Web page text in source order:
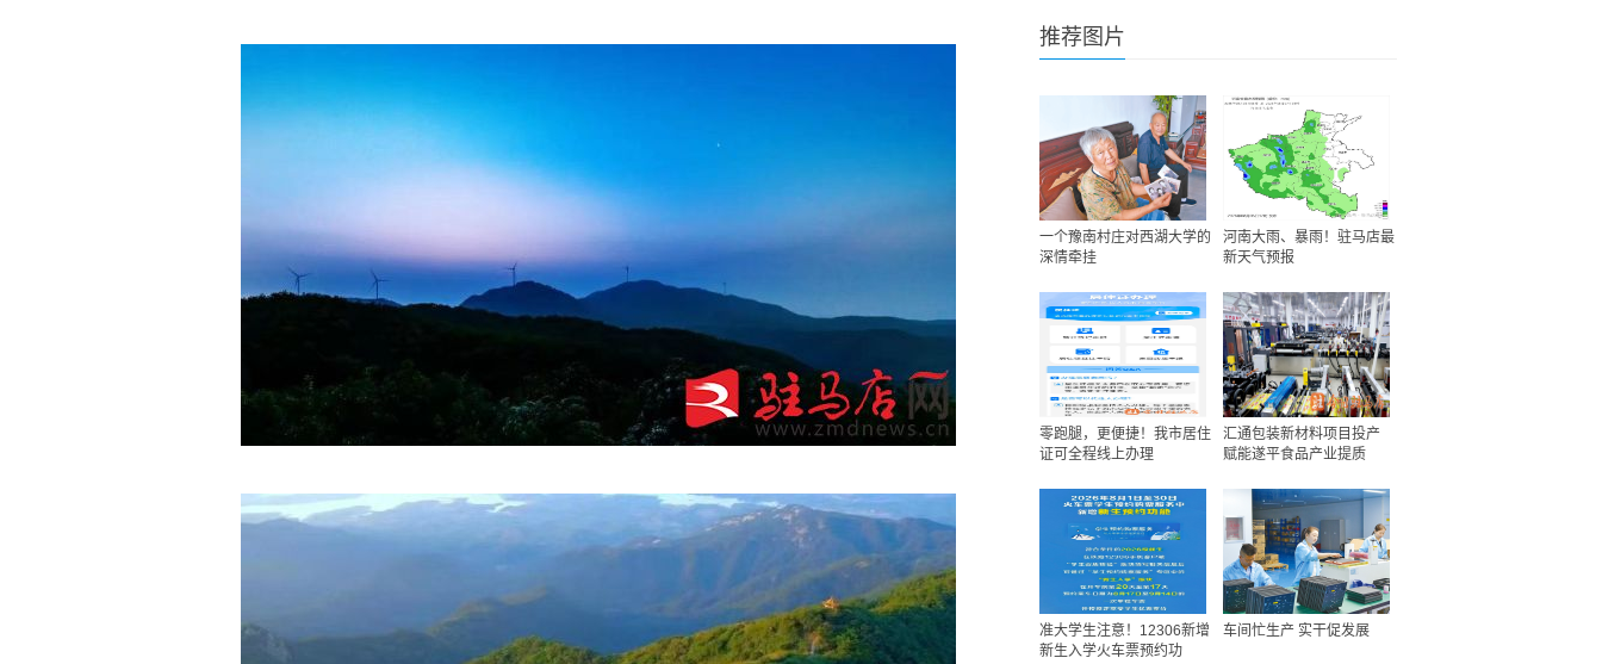
推荐图片
一个豫南村庄对西湖大学的
深情牵挂
河南大雨、暴雨！驻马店最
新天气预报
零跑腿，更便捷！我市居住
证可全程线上办理
汇通包装新材料项目投产
赋能遂平食品产业提质
准大学生注意！12306新增
新生入学火车票预约功
车间忙生产 实干促发展